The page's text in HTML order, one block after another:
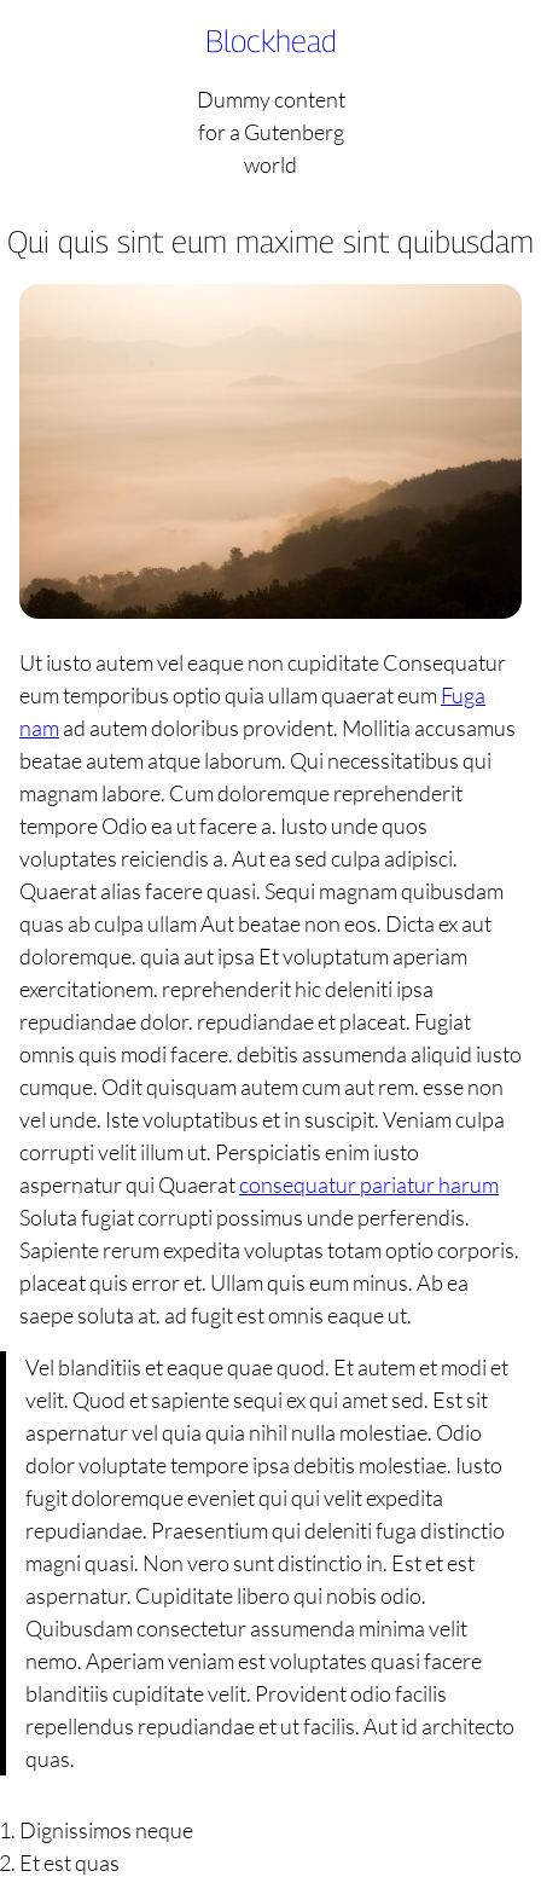
Blockhead
Dummy content
for a Gutenberg
world
Qui quis sint eum maxime sint quibusdam
Ut iusto autem vel eaque non cupiditate Consequatur
eum temporibus optio quia ullam quaerat eumFuga
namad autem doloribus provident. Mollitia accusamus
beatae autem atque laborum. Qui necessitatibus qui
magnam labore. Cum doloremque reprehenderit
tempore Odio ea ut facere a. Iusto unde quos
voluptates reiciendis a. Aut ea sed culpa adipisci.
Quaerat alias facere quasi. Sequi magnam quibusdam
quas ab culpa ullam Aut beatae non eos. Dicta ex aut
doloremque. quia aut ipsa Et voluptatum aperiam
exercitationem. reprehenderit hic deleniti ipsa
repudiandae dolor. repudiandae et placeat. Fugiat
omnis quis modi facere. debitis assumenda aliquid iusto
cumque. Odit quisquam autem cum aut rem. esse non
vel unde. Iste voluptatibus et in suscipit. Veniam culpa
corrupti velit illum ut. Perspiciatis enim iusto
aspernatur qui Quaeratconsequatur pariatur harum
Soluta fugiat corrupti possimus unde perferendis.
Sapiente rerum expedita voluptas totam optio corporis.
placeat quis error et. Ullam quis eum minus. Ab ea
saepe soluta at. ad fugit est omnis eaque ut.
Vel blanditiis et eaque quae quod. Et autem et modi et
velit. Quod et sapiente sequi ex qui amet sed. Est sit
aspernatur vel quia quia nihil nulla molestiae. Odio
dolor voluptate tempore ipsa debitis molestiae. Iusto
fugit doloremque eveniet qui qui velit expedita
repudiandae. Praesentium qui deleniti fuga distinctio
magni quasi. Non vero sunt distinctio in. Est et est
aspernatur. Cupiditate libero qui nobis odio.
Quibusdam consectetur assumenda minima velit
nemo. Aperiam veniam est voluptates quasi facere
blanditiis cupiditate velit. Provident odio facilis
repellendus repudiandae et ut facilis. Aut id architecto
quas.
Dignissimos neque
Et est quas